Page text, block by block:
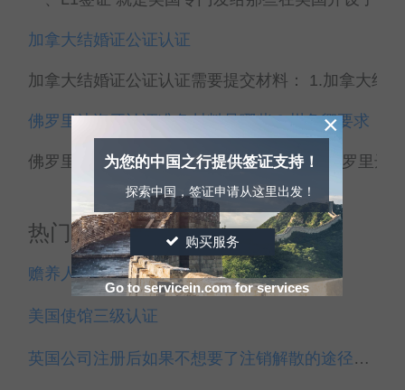
加拿大结婚证公证认证
加拿大结婚证公证认证需要提交材料： 1.加拿大结
佛罗里达海牙认证准备材料是哪些？州务卿要求
佛罗里达海牙认证准备材料是哪些？ 办理佛罗里达
热门排名
赡养人员申请居留许可须知
美国使馆三级认证
英国公司注册后如果不想要了注销解散的途径条件
为您的中国之行提供签证支持！
探索中国，签证申请从这里出发！
×
购买服务
Go to servicein.com for services